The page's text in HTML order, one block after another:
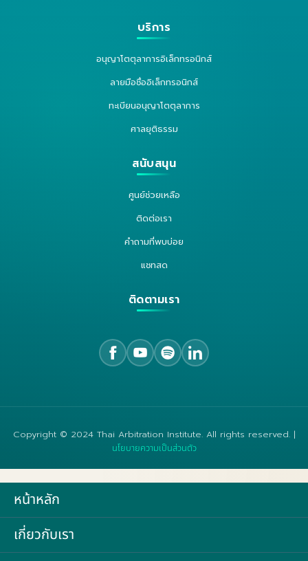
บริการ
อนุญาโตตุลาการอิเล็กทรอนิกส์
ลายมือชื่ออิเล็กทรอนิกส์
ทะเบียนอนุญาโตตุลาการ
ศาลยุติธรรม
สนับสนุน
ศูนย์ช่วยเหลือ
ติดต่อเรา
คำถามที่พบบ่อย
แชทสด
ติดตามเรา
Copyright © 2024 Thai Arbitration Institute. All rights reserved. |
นโยบายความเป็นส่วนตัว
หน้าหลัก
เกี่ยวกับเรา